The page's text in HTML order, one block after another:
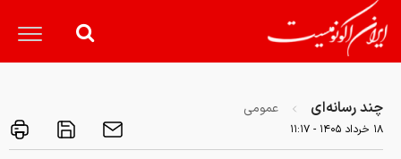
چند رسانه‌ای عمومی
۱۸ خرداد ۱۴۰۵ - ۱۱:۱۷